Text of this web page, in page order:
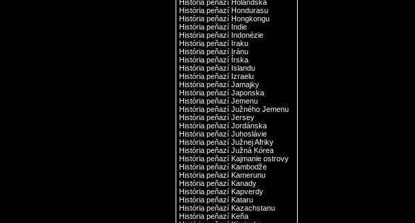
História peňazí Holandska
História peňazí Hondurasu
História peňazí Hongkongu
História peňazí Indie
História peňazí Indonézie
História peňazí Iraku
História peňazí Iránu
História peňazí Írska
História peňazí Islandu
História peňazí Izraelu
História peňazí Jamajky
História peňazí Japonska
História peňazí Jemenu
História peňazí Južného Jemenu
História peňazí Jersey
História peňazí Jordánska
História peňazí Juhoslávie
História peňazí Južnej Afriky
História peňazí Južná Kórea
História peňazí Kajmanie ostrovy
História peňazí Kambodže
História peňazí Kamerunu
História peňazí Kanady
História peňazí Kapverdy
História peňazí Kataru
História peňazí Kazachstanu
História peňazí Keňa